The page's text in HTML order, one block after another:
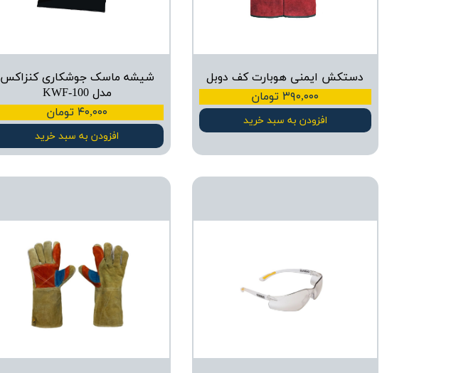
دستکش ایمنی هوبارت کف دوبل
۳۹۰,۰۰۰ تومان
افزودن به سبد خرید
شیشه ماسک جوشکاری کنزاکس
مدل KWF-100
۴۰,۰۰۰ تومان
افزودن به سبد خرید